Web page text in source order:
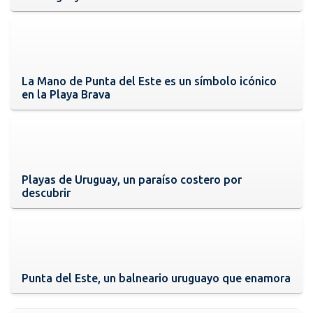
La Mano de Punta del Este es un símbolo icónico
en la Playa Brava
Playas de Uruguay, un paraíso costero por
descubrir
Punta del Este, un balneario uruguayo que enamora